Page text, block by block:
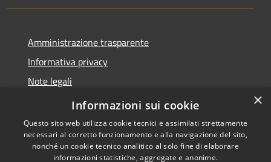
Amministrazione trasparente
Informativa privacy
Note legali
Dichiarazione di accessibilità
×
Informazioni sui cookie
Questo sito web utilizza cookie tecnici e assimilati strettamente
necessari al corretto funzionamento e alla navigazione del sito,
nonché un cookie tecnico analitico al solo fine di elaborare
informazioni statistiche, aggregate e anonime.